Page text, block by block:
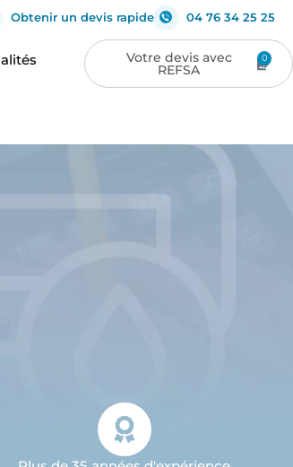
Obtenir un devis rapide 04 76 34 25 25
0